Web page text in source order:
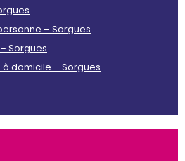
– Sorgues
Sorgues
domicile – Sorgues